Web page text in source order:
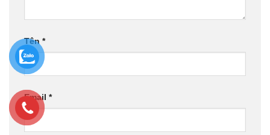
Tên *
Email *